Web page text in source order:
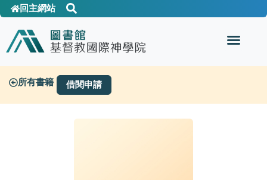
回主網站
所有書籍 借閱申請